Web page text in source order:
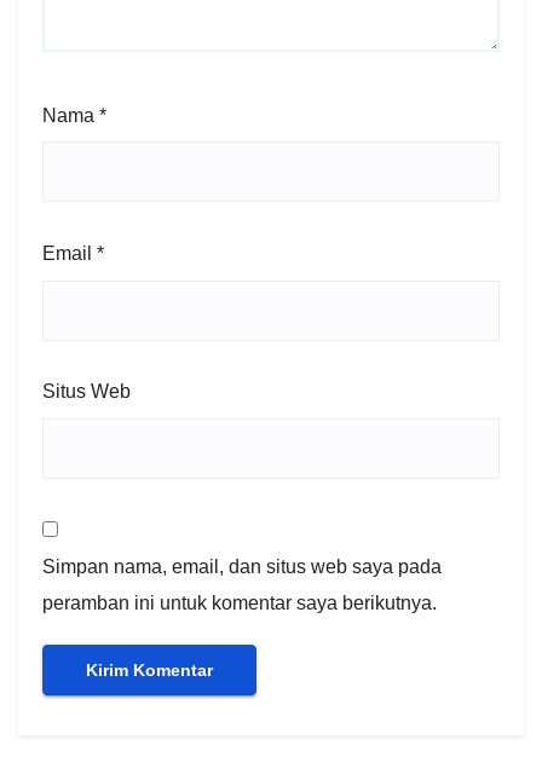
Nama *
Email *
Situs Web
Simpan nama, email, dan situs web saya pada
peramban ini untuk komentar saya berikutnya.